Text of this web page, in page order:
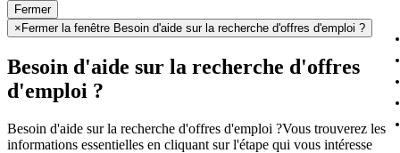
Fermer
× Fermer la fenêtre Besoin d'aide sur la recherche d'offres d'emploi ?
Besoin d'aide sur la recherche d'offres
d'emploi ?
Besoin d'aide sur la recherche d'offres d'emploi ?Vous trouverez les
informations essentielles en cliquant sur l'étape qui vous intéresse